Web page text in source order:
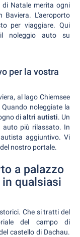
di Natale merita ogni
L'aeroporto
per viaggiare. Qui
noleggio auto su
per la vostra
al lago Chiemsee
noleggiate la
dialtri autisti. Un
auto più rilassato. In
aggiuntivo. Vi
nostro portale.
a palazzo
qualsiasi
Che si tratti del
del campo di
castello di Dachau.